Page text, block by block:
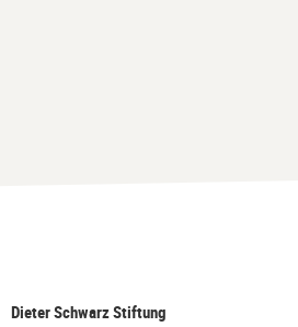
Dieter Schwarz Stiftung